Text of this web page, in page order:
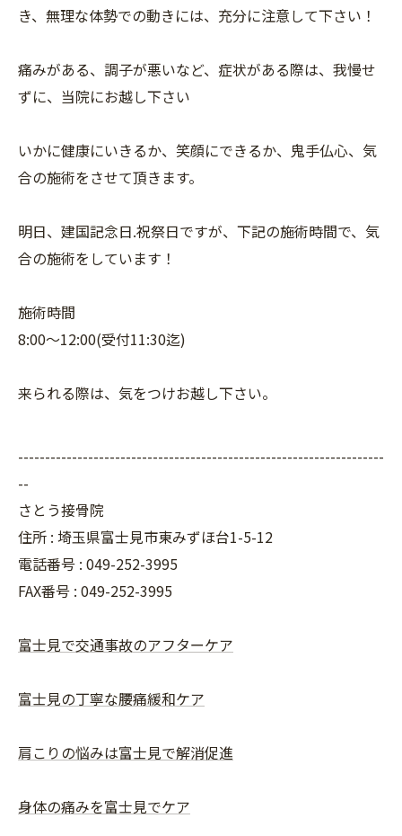
き、無理な体勢での動きには、充分に注意して下さい！
痛みがある、調子が悪いなど、症状がある際は、我慢せ
ずに、当院にお越し下さい
いかに健康にいきるか、笑顔にできるか、鬼手仏心、気
合の施術をさせて頂きます。
明日、建国記念日.祝祭日ですが、下記の施術時間で、気
合の施術をしています！
施術時間
8:00〜12:00(受付11:30迄)
来られる際は、気をつけお越し下さい。
--------------------------------------------------------------------
--
さとう接骨院
住所 : 埼玉県富士見市東みずほ台1-5-12
電話番号 : 049-252-3995
FAX番号 : 049-252-3995
富士見で交通事故のアフターケア
富士見の丁寧な腰痛緩和ケア
肩こりの悩みは富士見で解消促進
身体の痛みを富士見でケア